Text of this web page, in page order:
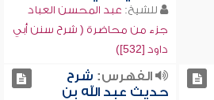
للشيخ: عبد المحسن العباد
جزء من محاضرة ( شرح سنن أبي
داود [532])
الفهرس: شرح
حديث عبد الله بن